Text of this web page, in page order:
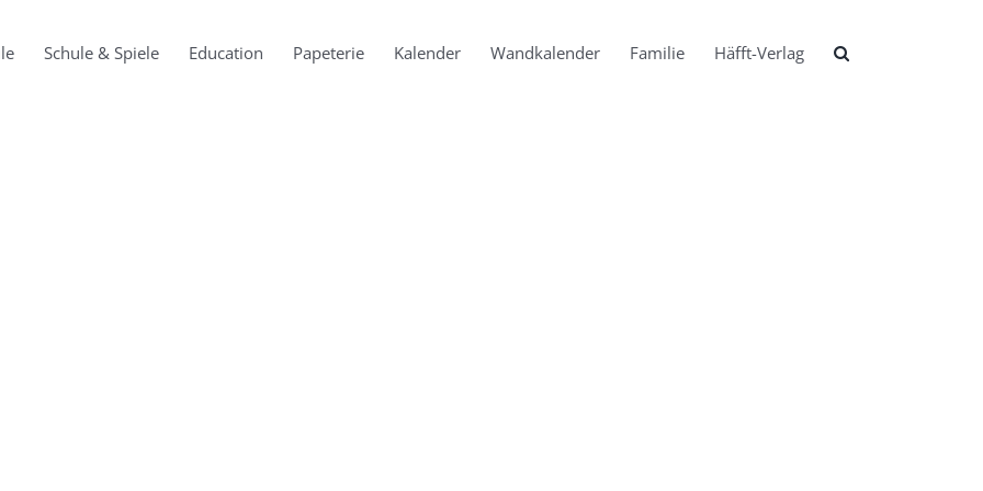
Schule & Spiele Education Papeterie Kalender Wandkalender Familie Häfft-Verlag